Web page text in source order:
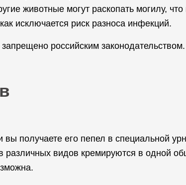
животные могут раскопать могилу,
исключается риск разноса инфекций.
российским
получаете его пепел в специальной
различных видов кремируются в одной